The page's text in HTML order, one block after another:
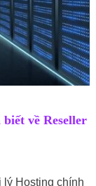
về Reseller
lý Hosting chính